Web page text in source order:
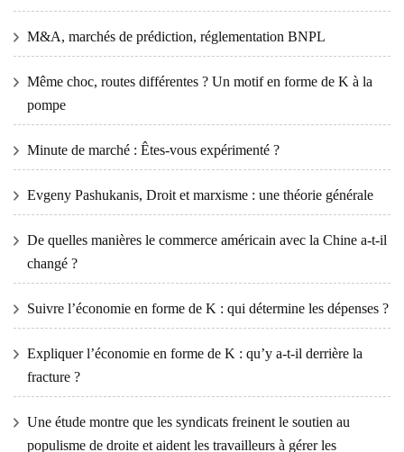
M&A, marchés de prédiction, réglementation BNPL
Même choc, routes différentes ? Un motif en forme de K à la
pompe
Minute de marché : Êtes-vous expérimenté ?
Evgeny Pashukanis, Droit et marxisme : une théorie générale
De quelles manières le commerce américain avec la Chine a-t-il
changé ?
Suivre l’économie en forme de K : qui détermine les dépenses ?
Expliquer l’économie en forme de K : qu’y a-t-il derrière la
fracture ?
Une étude montre que les syndicats freinent le soutien au
populisme de droite et aident les travailleurs à gérer les